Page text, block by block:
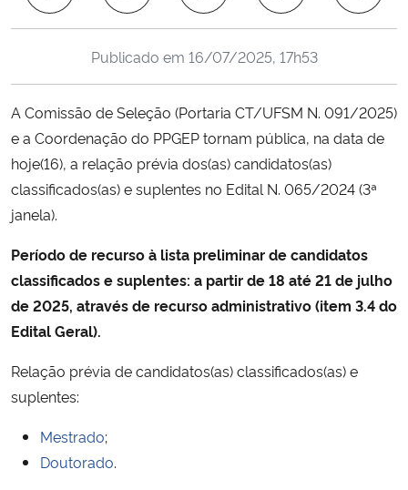
Ministério de Minas e Energia
Ministério da Ciência, Tecnologia, Inovações e Comunicações
Ministério do Meio Ambiente
Ministério do Desenvolvimento Regional
Controladoria-Geral da União
Ministério da Mulher, da Família e dos Direitos Humanos
Secretaria-Geral
Gabinete de Segurança Institucional
Publicado em 16/07/2025, 17h53
A Comissão de Seleção (Portaria CT/UFSM N. 091/2025)
e a Coordenação do PPGEP tornam pública, na data de
hoje(16), a relação prévia dos(as) candidatos(as)
classificados(as) e suplentes no Edital N. 065/2024 (3ª
janela).
Período de recurso à lista preliminar de candidatos
classificados e suplentes: a partir de 18 até 21 de julho
de 2025, através de recurso administrativo (item 3.4 do
Edital Geral).
Relação prévia de candidatos(as) classificados(as) e
suplentes:
Mestrado;
Doutorado.